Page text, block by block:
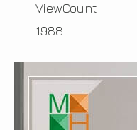
ViewCount
1988